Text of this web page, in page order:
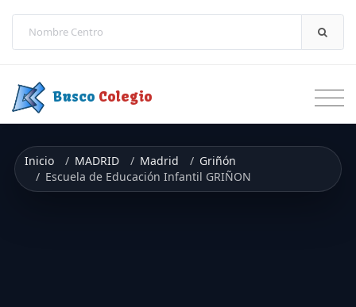
Busco Colegio
Inicio MADRID Madrid
Griñón
Escuela de Educación Infantil GRIÑON